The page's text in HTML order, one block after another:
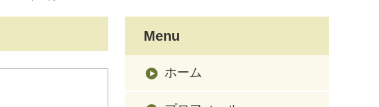
Menu
ホーム